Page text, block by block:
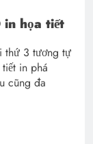
họa tiết
thứ 3 tương tự
in phá
cũng đa